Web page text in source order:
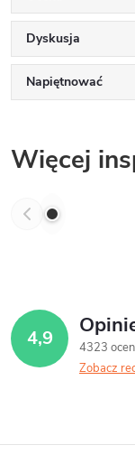
Dyskusja
Napiętnować
Więcej
4,9
4323
Zobacz